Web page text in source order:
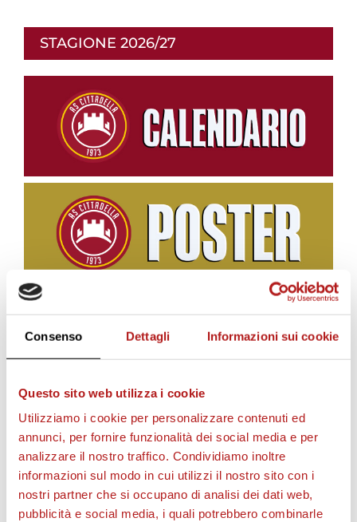
Consenso Dettagli Informazioni sui cookie
Questo sito web utilizza i cookie
Utilizziamo i cookie per personalizzare contenuti ed
annunci, per fornire funzionalità dei social media e per
analizzare il nostro traffico. Condividiamo inoltre
informazioni sul modo in cui utilizzi il nostro sito con i
nostri partner che si occupano di analisi dei dati web,
pubblicità e social media, i quali potrebbero combinarle
STAGIONE 2026/27
BIGLIETTI